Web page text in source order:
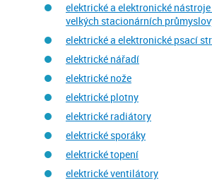
elektrické a elektronické
velkých stacionárních
elektrické a elektronické psací
elektrické nářadí
elektrické nože
elektrické plotny
elektrické radiátory
elektrické sporáky
elektrické topení
elektrické ventilátory